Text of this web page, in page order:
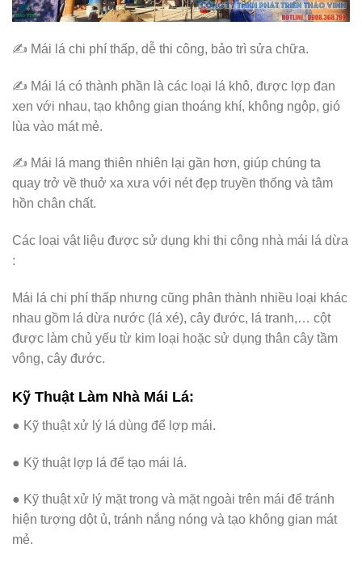
✍ Mái lá chi phí thấp, dễ thi công, bảo trì sửa chữa.
✍ Mái lá có thành phần là các loại lá khô, được lợp đan
xen với nhau, tạo không gian thoáng khí, không ngộp, gió
lùa vào mát mẻ.
✍ Mái lá mang thiên nhiên lại gần hơn, giúp chúng ta
quay trở về thuở xa xưa với nét đẹp truyền thống và tâm
hồn chân chất.
Các loại vật liệu được sử dụng khi thi công nhà mái lá dừa
:
Mái lá chi phí thấp nhưng cũng phân thành nhiều loại khác
nhau gồm lá dừa nước (lá xé), cây đước, lá tranh,… cột
được làm chủ yếu từ kim loại hoặc sử dụng thân cây tầm
vông, cây đước.
Kỹ Thuật Làm Nhà Mái Lá:
● Kỹ thuật xử lý lá dùng để lợp mái.
● Kỹ thuật lợp lá để tạo mái lá.
● Kỹ thuật xử lý mặt trong và mặt ngoài trên mái để tránh
hiện tượng dột ủ, tránh nắng nóng và tạo không gian mát
mẻ.